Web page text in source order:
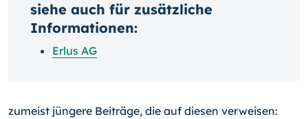
siehe auch für zusätzliche
Informationen:
Erlus AG
zumeist jüngere Beiträge, die auf diesen verweisen: